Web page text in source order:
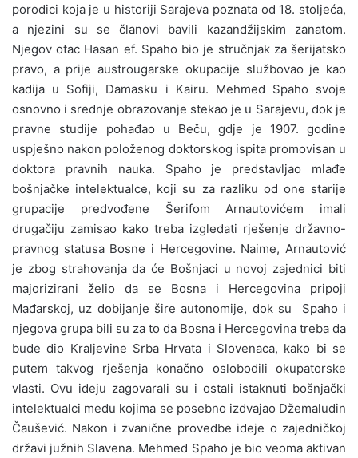
porodici koja je u historiji Sarajeva poznata od 18. stoljeća,
a njezini su se članovi bavili kazandžijskim zanatom.
Njegov otac Hasan ef. Spaho bio je stručnjak za šerijatsko
pravo, a prije austrougarske okupacije službovao je kao
kadija u Sofiji, Damasku i Kairu. Mehmed Spaho svoje
osnovno i srednje obrazovanje stekao je u Sarajevu, dok je
pravne studije pohađao u Beču, gdje je 1907. godine
uspješno nakon položenog doktorskog ispita promovisan u
doktora pravnih nauka. Spaho je predstavljao mlađe
bošnjačke intelektualce, koji su za razliku od one starije
grupacije predvođene Šerifom Arnautovićem imali
drugačiju zamisao kako treba izgledati rješenje državno-
pravnog statusa Bosne i Hercegovine. Naime, Arnautović
je zbog strahovanja da će Bošnjaci u novoj zajednici biti
majorizirani želio da se Bosna i Hercegovina pripoji
Mađarskoj, uz dobijanje šire autonomije, dok su Spaho i
njegova grupa bili su za to da Bosna i Hercegovina treba da
bude dio Kraljevine Srba Hrvata i Slovenaca, kako bi se
putem takvog rješenja konačno oslobodili okupatorske
vlasti. Ovu ideju zagovarali su i ostali istaknuti bošnjački
intelektualci među kojima se posebno izdvajao Džemaludin
Čaušević. Nakon i zvanične provedbe ideje o zajedničkoj
državi južnih Slavena. Mehmed Spaho je bio veoma aktivan